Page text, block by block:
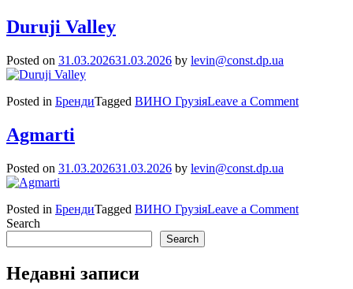
Duruji Valley
Posted on 31.03.202631.03.2026 by levin@const.dp.ua
Posted in БрендиTagged ВИНО ГрузіяLeave a Commenton
Agmarti
Posted on 31.03.202631.03.2026 by levin@const.dp.ua
Posted in БрендиTagged ВИНО ГрузіяLeave a Commenton
Search
Search
Недавні записи